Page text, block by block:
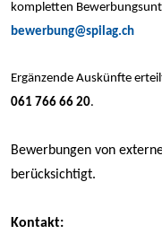
kompletten
bewerbung@spilag.ch
Ergänzende Auskünfte
061 766 66 20.
Bewerbungen von
berücksichtigt.
Kontakt: